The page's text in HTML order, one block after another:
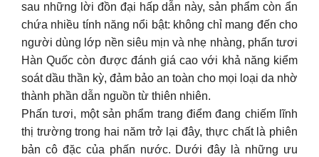
sau những lời đồn đại hấp dẫn này, sản phẩm còn ẩn
chứa nhiều tính năng nổi bật: không chỉ mang đến cho
người dùng lớp nền siêu mịn và nhẹ nhàng, phấn tươi
Hàn Quốc còn được đánh giá cao với khả năng kiểm
soát dầu thần kỳ, đảm bảo an toàn cho mọi loại da nhờ
thành phần dẫn nguồn từ thiên nhiên.
Phấn tươi, một sản phẩm trang điểm đang chiếm lĩnh
thị trường trong hai năm trở lại đây, thực chất là phiên
bản cô đặc của phấn nước. Dưới đây là những ưu